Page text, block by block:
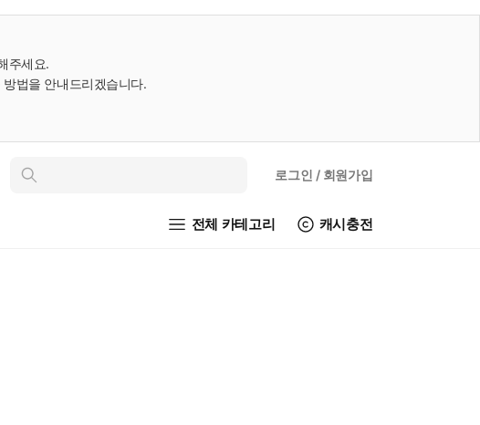
주세요.
법을 안내드리겠습니다.
인
로그인 / 회원가입
전체 카테고리 캐시충전